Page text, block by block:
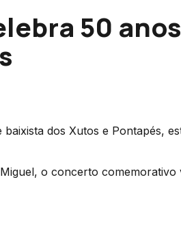
50
baixista dos Xutos e Pontapés,
o concerto